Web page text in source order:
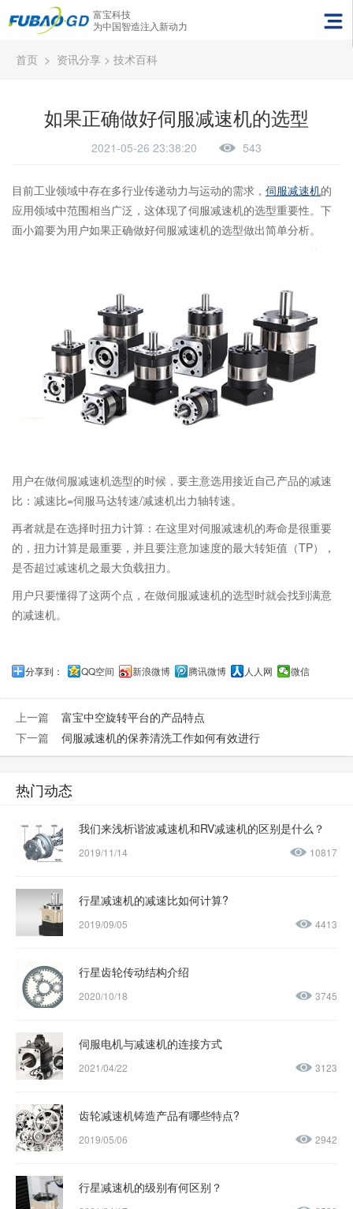
富宝科技
为中国智造注入新动力
首页 > 资讯分享 > 技术百科
如果正确做好伺服减速机的选型
2021-05-26 23:38:20 543
目前工业领域中存在多行业传递动力与运动的需求， 伺服减速机的
应用领域中范围相当广泛，这体现了伺服减速机的选型重要性。下
面小篇要为用户如果正确做好伺服减速机的选型做出简单分析。
用户在做伺服减速机选型的时候，要主意选用接近自己产品的减速
比：减速比=伺服马达转速/减速机出力轴转速。
再者就是在选择时扭力计算：在这里对伺服减速机的寿命是很重要
的，扭力计算是最重要，并且要注意加速度的最大转矩值（TP），
是否超过减速机之最大负载扭力。
用户只要懂得了这两个点，在做伺服减速机的选型时就会找到满意
的减速机。
分享到： QQ空间 新浪微博 腾讯微博 人人网 微信
上一篇 富宝中空旋转平台的产品特点
下一篇 伺服减速机的保养清洗工作如何有效进行
热门动态
我们来浅析谐波减速机和RV减速机的区别是什么？
2019/11/14 10817
行星减速机的减速比如何计算?
2019/09/05 4413
行星齿轮传动结构介绍
2020/10/18 3745
伺服电机与减速机的连接方式
2021/04/22 3123
齿轮减速机铸造产品有哪些特点?
2019/05/06 2942
行星减速机的级别有何区别？